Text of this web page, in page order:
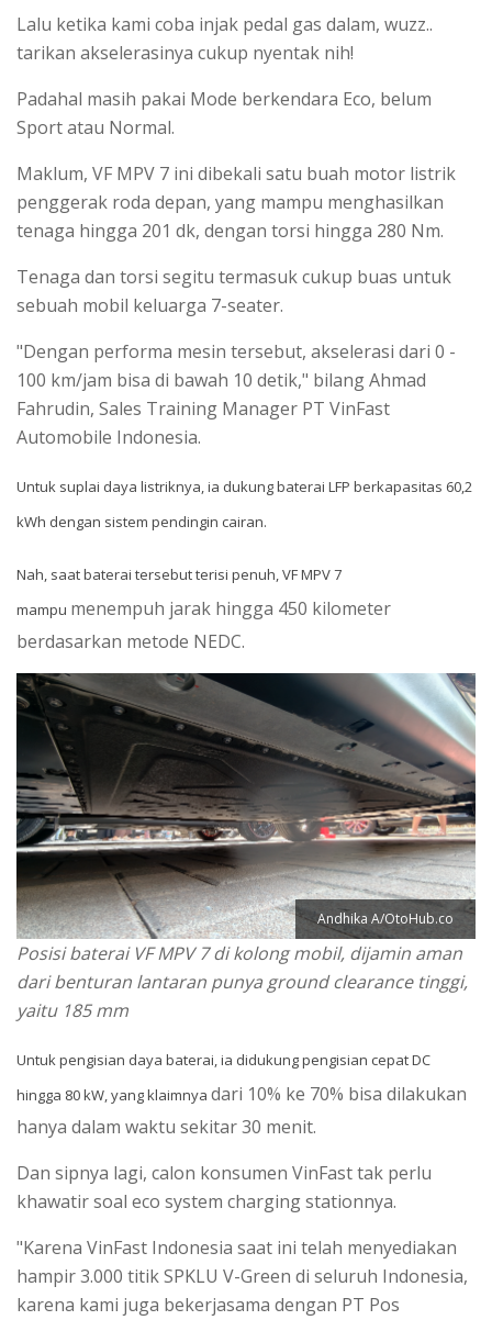
Lalu ketika kami coba injak pedal gas dalam, wuzz..
tarikan akselerasinya cukup nyentak nih!
Padahal masih pakai Mode berkendara Eco, belum
Sport atau Normal.
Maklum, VF MPV 7 ini dibekali satu buah motor listrik
penggerak roda depan, yang mampu menghasilkan
tenaga hingga 201 dk, dengan torsi hingga 280 Nm.
Tenaga dan torsi segitu termasuk cukup buas untuk
sebuah mobil keluarga 7-seater.
"Dengan performa mesin tersebut, akselerasi dari 0 -
100 km/jam bisa di bawah 10 detik," bilang Ahmad
Fahrudin, Sales Training Manager PT VinFast
Automobile Indonesia.
Untuk suplai daya listriknya, ia dukung baterai LFP berkapasitas 60,2
kWh dengan sistem pendingin cairan.
Nah, saat baterai tersebut terisi penuh, VF MPV 7
mampu menempuh jarak hingga 450 kilometer
berdasarkan metode NEDC.
Andhika A/OtoHub.co
Posisi baterai VF MPV 7 di kolong mobil, dijamin aman
dari benturan lantaran punya ground clearance tinggi,
yaitu 185 mm
Untuk pengisian daya baterai, ia didukung pengisian cepat DC
hingga 80 kW, yang klaimnya dari 10% ke 70% bisa dilakukan
hanya dalam waktu sekitar 30 menit.
Dan sipnya lagi, calon konsumen VinFast tak perlu
khawatir soal eco system charging stationnya.
"Karena VinFast Indonesia saat ini telah menyediakan
hampir 3.000 titik SPKLU V-Green di seluruh Indonesia,
karena kami juga bekerjasama dengan PT Pos